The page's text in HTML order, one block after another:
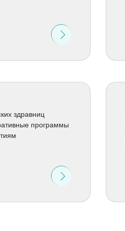
здравниц
программы